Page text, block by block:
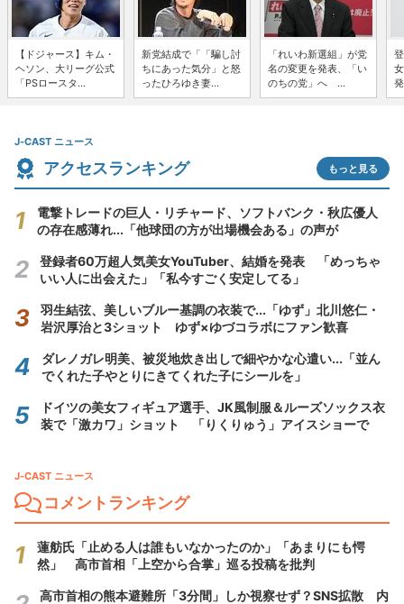
【ドジャース】キム・
ヘソン、大リーグ公式
「PSロースタ...
新党結成で「「騙し討
ちにあった気分」と怒
ったひろゆき妻...
「れいわ新選組」が党
名の変更を発表、「い
のちの党」へ ...
J-CAST ニュース
アクセスランキング もっと見る
電撃トレードの巨人・リチャード、ソフトバンク・秋広優人
の存在感薄れ...「他球団の方が出場機会ある」の声が
登録者60万超人気美女YouTuber、結婚を発表 「めっちゃ
いい人に出会えた」「私今すごく安定してる」
羽生結弦、美しいブルー基調の衣装で...「ゆず」北川悠仁・
岩沢厚治と3ショット ゆず×ゆづコラボにファン歓喜
ダレノガレ明美、被災地炊き出しで細やかな心遣い...「並ん
でくれた子やとりにきてくれた子にシールを」
ドイツの美女フィギュア選手、JK風制服＆ルーズソックス衣
装で「激カワ」ショット 「りくりゅう」アイスショーで
J-CAST ニュース
コメントランキング
蓮舫氏「止める人は誰もいなかったのか」「あまりにも愕
然」 高市首相「上空から合掌」巡る投稿を批判
高市首相の熊本避難所「3分間」しか視察せず？SNS拡散 内